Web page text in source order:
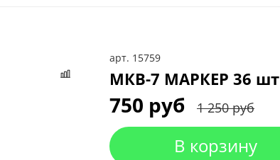
арт. 15759
МКВ-7 МАРКЕР 36 шт
750 руб 1 250 руб
В корзину